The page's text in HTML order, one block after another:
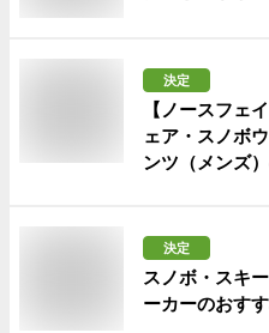
決定
【ノースフェ
ェア・スノボ
ンツ（メンズ
決定
スノボ・スキ
ーカーのおす